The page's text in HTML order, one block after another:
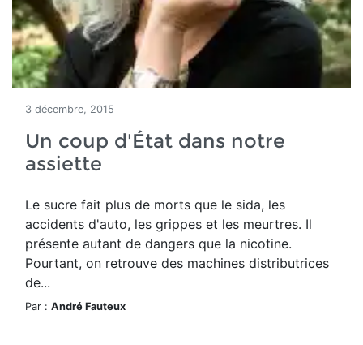
3 décembre, 2015
Un coup d'État dans notre
assiette
Le sucre fait plus de morts que le sida, les
accidents d'auto, les grippes et les meurtres. Il
présente autant de dangers que la nicotine.
Pourtant, on retrouve des machines distributrices
de...
Par : André Fauteux